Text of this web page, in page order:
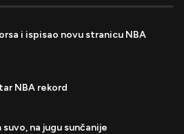
i ispisao novu stranicu NBA
NBA rekord
na jugu sunčanije